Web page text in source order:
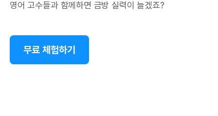
영어 고수들과 함께하면 금방 실력이 늘겠죠?
무료 체험하기